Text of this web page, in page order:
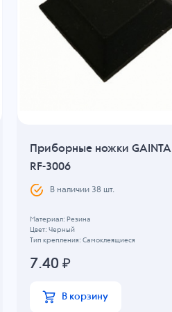
Приборные ножки GAINTA
RF-3006
В наличии 38 шт.
Материал: Резина
Цвет: Черный
Тип крепления: Самоклеящиеся
7.40 ₽
В корзину